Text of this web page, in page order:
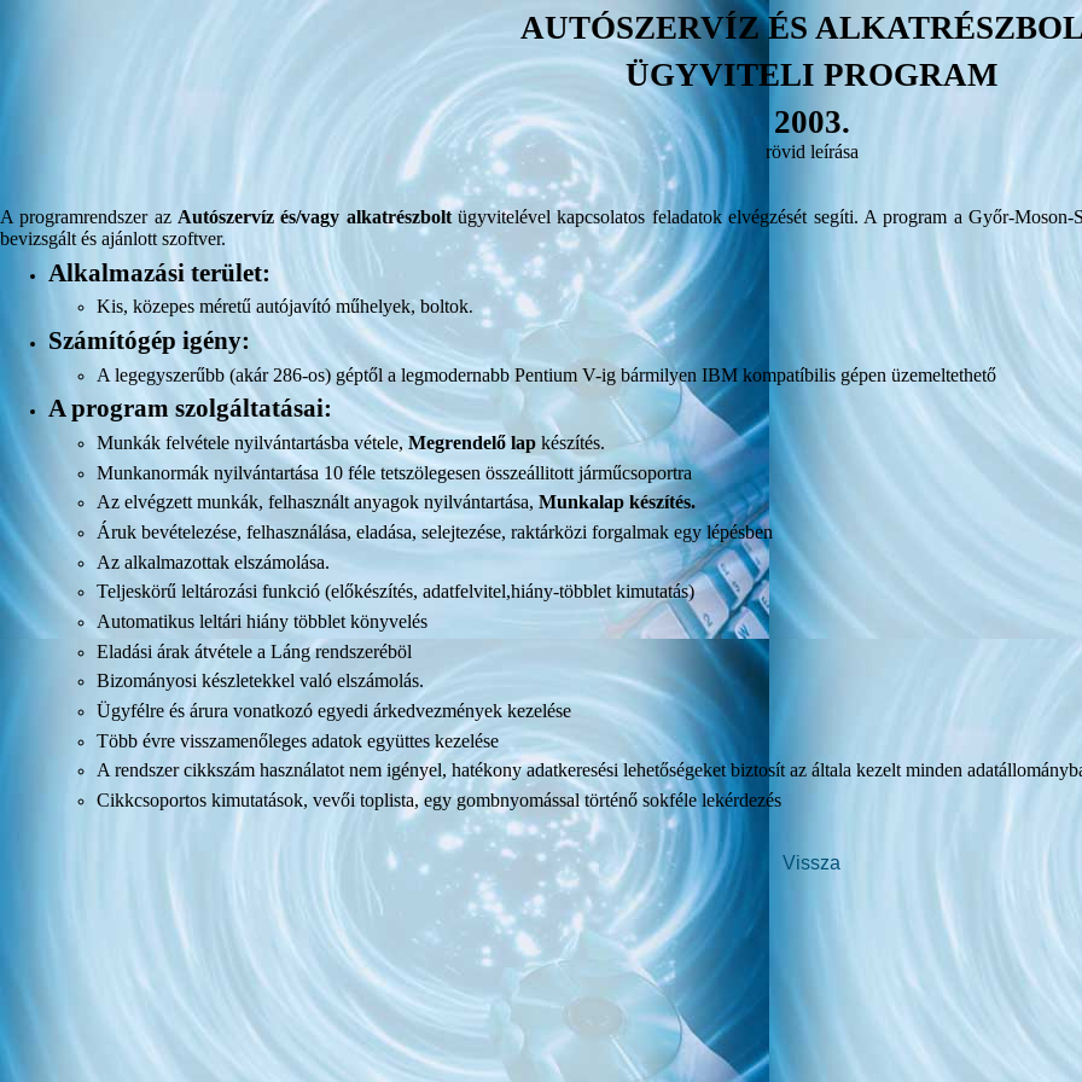
AUTÓSZERVÍZ ÉS
ÜGYVITELI PROGRAM
2003.
rövid leírása
A programrendszer az Autószervíz és/vagy alkatrészboltügyvitelével kapcsolatos feladatok elvégzését segíti. A program a Győr-
bevizsgált és ajánlott szoftver.
Alkalmazási terület:
Kis, közepes méretű autójavító műhelyek, boltok.
Számítógép igény:
A legegyszerűbb (akár 286-os) géptől a legmodernabb Pentium V-ig bármilyen IBM kompatíbilis gépen üzemeltethető
A program szolgáltatásai:
Munkák felvétele nyilvántartásba vétele, Megrendelő lap készítés.
Munkanormák nyilvántartása 10 féle tetszölegesen összeállitott járműcsoportra
Az elvégzett munkák, felhasznált anyagok nyilvántartása, Munkalap készítés.
Áruk bevételezése, felhasználása, eladása, selejtezése, raktárközi forgalmak egy lépésben
Az alkalmazottak elszámolása.
Teljeskörű leltározási funkció (előkészítés, adatfelvitel,hiány-többlet kimutatás)
Automatikus leltári hiány többlet könyvelés
Eladási árak átvétele a Láng rendszeréböl
Bizományosi készletekkel való elszámolás.
Ügyfélre és árura vonatkozó egyedi árkedvezmények kezelése
Több évre visszamenőleges adatok együttes kezelése
A rendszer cikkszám használatot nem igényel, hatékony adatkeresési lehetőségeket biztosít az általa kezelt minden
Cikkcsoportos kimutatások, vevői toplista, egy gombnyomással történő sokféle lekérdezés
Vissza